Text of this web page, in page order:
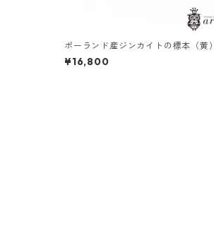
ポーランド産ジンカイトの標本（黄）
¥16,800